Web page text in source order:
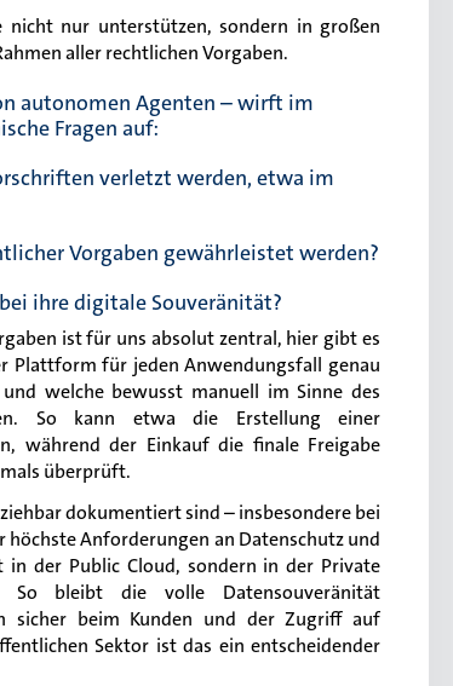
nicht nur unterstützen, sondern in großen
aller rechtlichen Vorgaben.
autonomen Agenten – wirft im
Fragen auf:
verletzt werden, etwa im
Vorgaben gewährleistet werden?
ihre digitale Souveränität?
ist für uns absolut zentral, hier gibt es
Plattform für jeden Anwendungsfall genau
welche bewusst manuell im Sinne des
So kann etwa die Erstellung einer
während der Einkauf die finale Freigabe
überprüft.
dokumentiert sind – insbesondere bei
Anforderungen an Datenschutz und
der Public Cloud, sondern in der Private
So bleibt die volle Datensouveränität
sicher beim Kunden und der Zugriff auf
Sektor ist das ein entscheidender